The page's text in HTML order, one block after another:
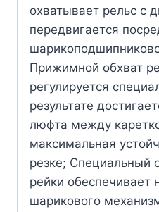
охватывает рельс с
передвигается
Прижимной обхват
регулируется
результате
люфта между
максимальная
резке; Специальный
рейки обеспечивает
шарикового